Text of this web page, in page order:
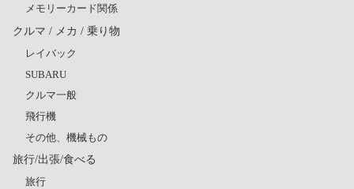
メモリーカード関係
クルマ / メカ / 乗り物
レイバック
SUBARU
クルマ一般
飛行機
その他、機械もの
旅行/出張/食べる
旅行